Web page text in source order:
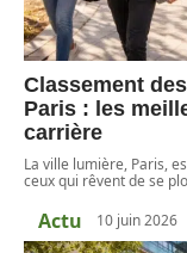
Classement
Paris : les
carrière
La ville lumière, Paris,
ceux qui rêvent de se
Actu 10 juin 2026